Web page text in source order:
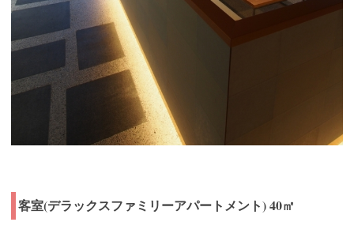
客室(デラックスファミリーアパートメント) 40㎡